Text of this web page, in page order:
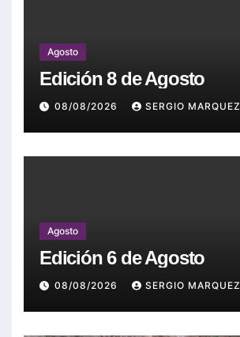
Agosto
Edición 8 de Agosto
08/08/2026 SERGIO MARQUEZ
Agosto
Edición 6 de Agosto
08/08/2026 SERGIO MARQUEZ